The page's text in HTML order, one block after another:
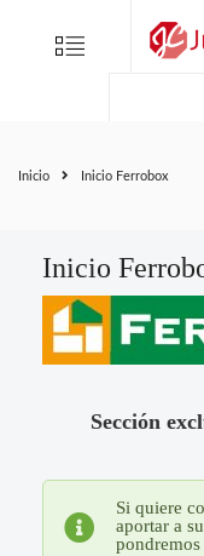
Menu
Inicio Inicio Ferrobox
Inicio
Sección
Si quiere
aportar a
Folletos